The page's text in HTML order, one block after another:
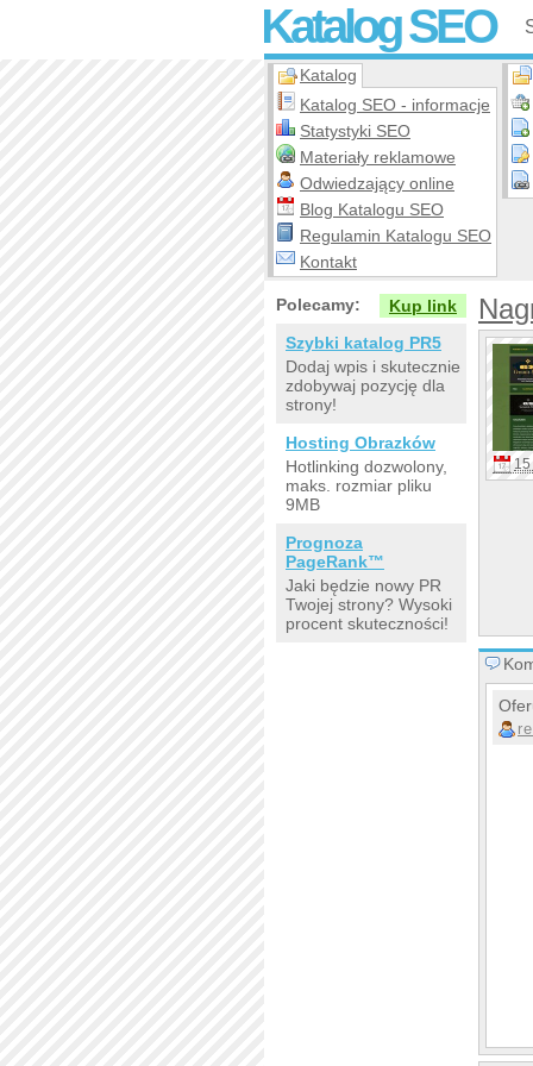
Katalog SEO
Katalog
Katalog SEO - informacje
Statystyki SEO
Materiały reklamowe
Odwiedzający online
Blog Katalogu SEO
Regulamin Katalogu SEO
Kontakt
15
Polecamy:
Kup link
Szybki katalog PR5
Dodaj wpis i skutecznie
zdobywaj pozycję dla
strony!
Hosting Obrazków
Hotlinking dozwolony,
maks. rozmiar pliku
9MB
Prognoza
PageRank™
Jaki będzie nowy PR
Twojej strony? Wysoki
procent skuteczności!